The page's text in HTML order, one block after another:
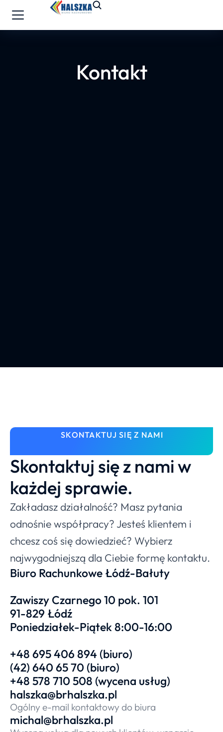
Kontakt
SKONTAKTUJ SIĘ Z NAMI
Skontaktuj się z nami w
każdej sprawie.
Zakładasz działalność? Masz pytania
odnośnie współpracy? Jesteś klientem i
chcesz coś się dowiedzieć? Wybierz
najwygodniejszą dla Ciebie formę kontaktu.
Biuro Rachunkowe Łódź-Bałuty
Zawiszy Czarnego 10 pok. 101
91-829 Łódź
Poniedziałek-Piątek 8:00-16:00
+48 695 406 894 (biuro)
(42) 640 65 70 (biuro)
+48 578 710 508 (wycena usług)
halszka@brhalszka.pl
Ogólny e-mail kontaktowy do biura
michal@brhalszka.pl